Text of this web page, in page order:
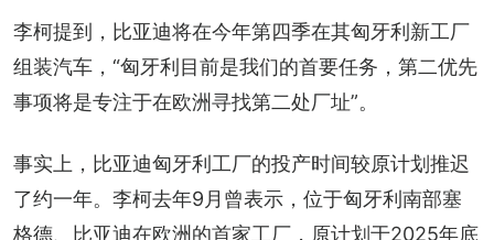
李柯提到，比亚迪将在今年第四季在其匈牙利新工厂
组装汽车，“匈牙利目前是我们的首要任务，第二优先
事项将是专注于在欧洲寻找第二处厂址”。
事实上，比亚迪匈牙利工厂的投产时间较原计划推迟
了约一年。李柯去年9月曾表示，位于匈牙利南部塞
格德、比亚迪在欧洲的首家工厂，原计划于2025年底